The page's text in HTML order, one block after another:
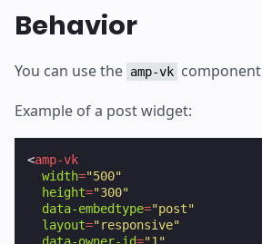
Behavior
You can use the amp-vk
Example of a post widget:
<amp-vk
width="500"
height="300"
data-embedtype="post"
layout="responsive"
data-owner-id="1"